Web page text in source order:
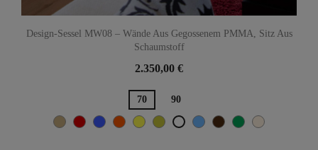
Design-Sessel MW08 – Wände Aus Gegossenem PMMA, Sitz Aus
Schaumstoff
2.350,00 €
70 90
BeigeRot BlauOrangeGelbOliveWeißTÜRKISCH-BLAU
BraunGrünHellbeige